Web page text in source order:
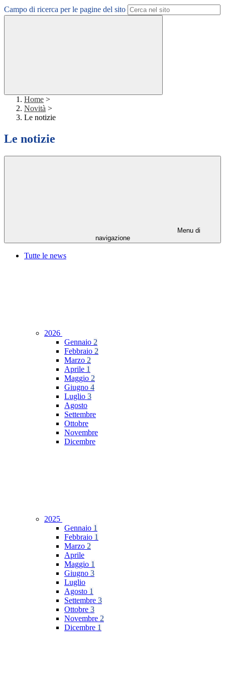
Campo di ricerca per le pagine del sito
Home >
Novità >
Le notizie
Le notizie
Menu di
navigazione
Tutte le news
2026
Gennaio 2
Febbraio 2
Marzo 2
Aprile 1
Maggio 2
Giugno 4
Luglio 3
Agosto
Settembre
Ottobre
Novembre
Dicembre
2025
Gennaio 1
Febbraio 1
Marzo 2
Aprile
Maggio 1
Giugno 3
Luglio
Agosto 1
Settembre 3
Ottobre 3
Novembre 2
Dicembre 1